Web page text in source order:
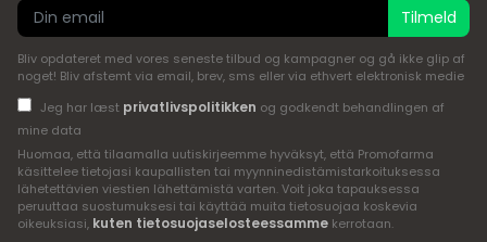
Tilmeld
Bliv opdateret med vores seneste tilbud og kampagner og gå ikke glip af
noget! Bliv afstemt via email, brev, sms eller via ethvert elektronisk medie
Jeg har læst privatlivspolitikken og godkendt behandlingen af
mine data
Huomaa, että tilaamalla uutiskirjeemme hyväksyt, että Promofarma
käsittelee tietojasi kaupallisten tai myynninedistämistarkoituksessa
lähetettävien viestien lähettämistä varten. Voit joka tapauksessa
peruuttaa suostumuksesi tai käyttää muita tietosuojaa koskevia
oikeuksiasi, kuten tietosuojaselosteessamme kerrotaan.